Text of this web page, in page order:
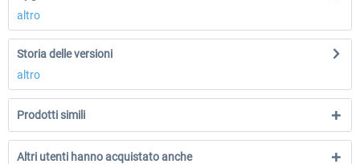
altro
Storia delle versioni
altro
Prodotti simili
Altri utenti hanno acquistato anche